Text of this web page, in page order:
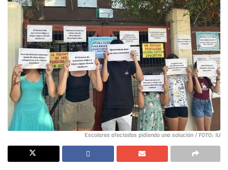
Escolares afectados pidiendo una solución / FOTO: IU